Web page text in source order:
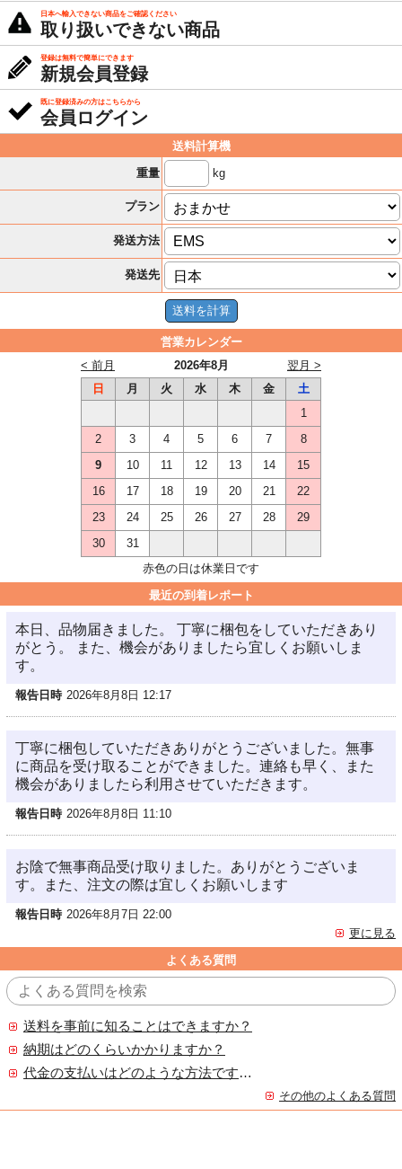
日本へ輸入できない商品をご確認ください
取り扱いできない商品
登録は無料で簡単にできます
新規会員登録
既に登録済みの方はこちらから
会員ログイン
送料計算機
重量
kg
プラン
発送方法
発送先
営業カレンダー
2026年8月
< 前月
翌月 >
日
月 火 水 木 金
土
1
2
3 4 5 6 7
8
9
10 11 12 13 14
15
16
17 18 19 20 21
22
23
24 25 26 27 28
29
30
31
赤色の日は休業日です
最近の到着レポート
本日、品物届きました。 丁寧に梱包をしていただきあり
がとう。 また、機会がありましたら宜しくお願いしま
す。
報告日時 2026年8月8日 12:17
丁寧に梱包していただきありがとうございました。無事
に商品を受け取ることができました。連絡も早く、また
機会がありましたら利用させていただきます。
報告日時 2026年8月8日 11:10
お陰で無事商品受け取りました。ありがとうございま
す。また、注文の際は宜しくお願いします
報告日時 2026年8月7日 22:00
更に見る
よくある質問
送料を事前に知ることはできますか？
納期はどのくらいかかりますか？
代金の支払いはどのような方法ですか？
その他のよくある質問